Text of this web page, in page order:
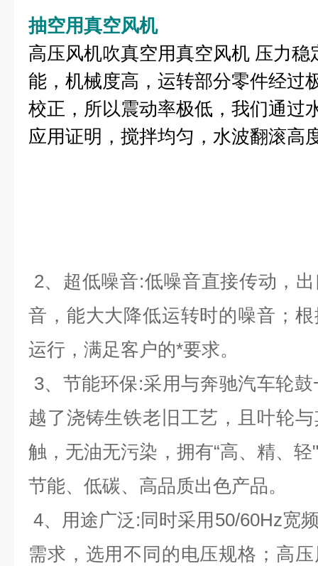
抽空用真空风机
高压风机吹真空用真空风机 压力
能，机械度高，运转部分零件经过
校正，所以震动率极低，我们通过
应用证明，搅拌均匀，水波翻滚高
2、超低噪音:低噪音直接传动，
音，能大大降低运转时的噪音；
运行，满足客户的*要求。
3、节能环保:采用与奔驰汽车轮
越了浇铸生铁老旧工艺，且叶轮
触，无油无污染，拥有“高、精、
节能、低碳、高品质出色产品。
4、用途广泛:同时采用50/60Hz宽
需求，选用不同的电压规格；高